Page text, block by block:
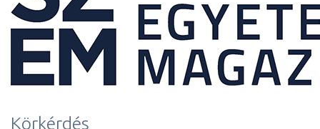
Körkérdés